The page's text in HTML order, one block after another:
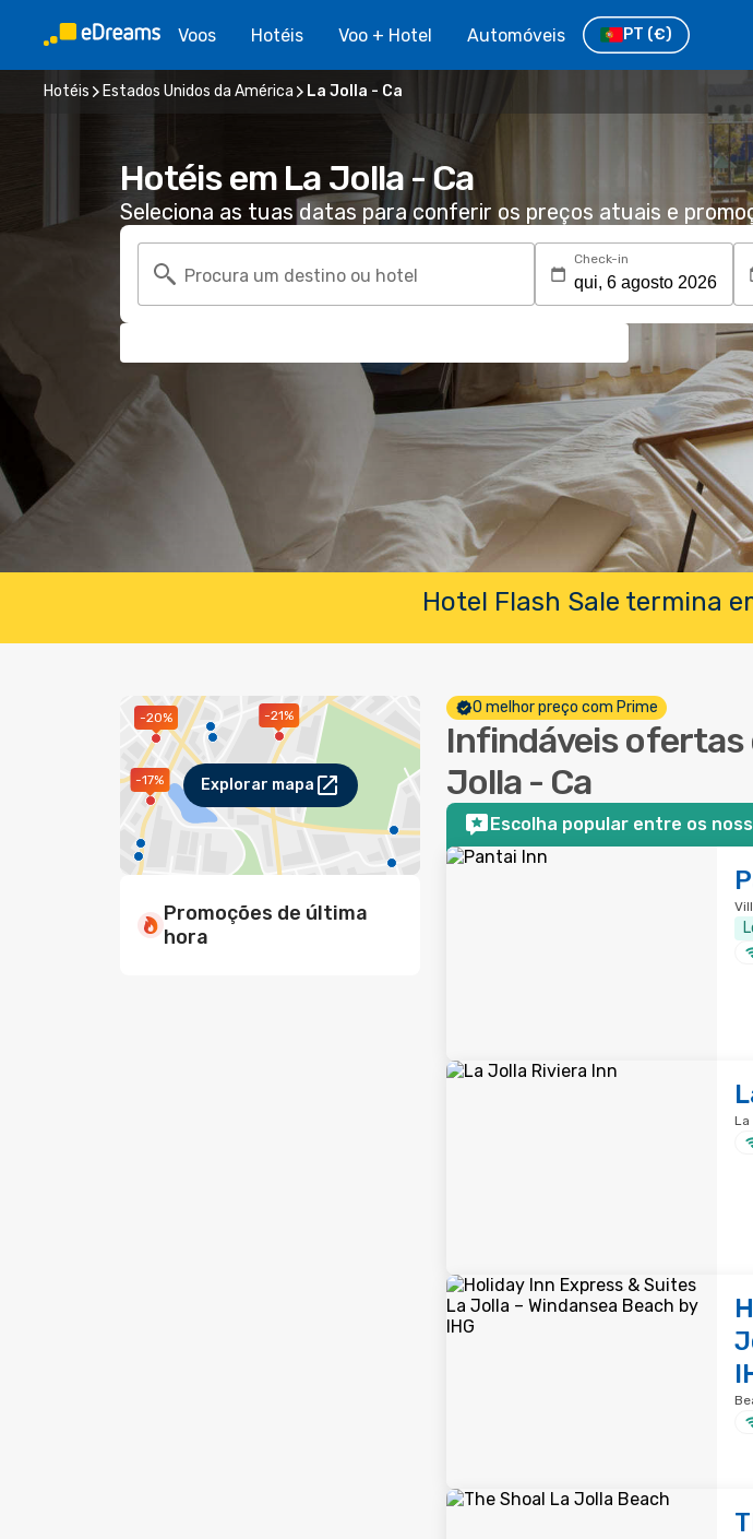
Voos Hotéis Voo + Hotel Automóveis PT (€)
Hotéis Estados Unidos da América La Jolla - Ca
Hotéis em La Jolla - Ca
Seleciona as tuas datas para conferir os preços atuais e
Procura um destino ou hotel
Check-in
Hotel Flash Sale termina
-20% -21%
-17% Explorar mapa
Promoções de última
hora
O melhor preço com Prime
Infindáveis ofertas
Jolla - Ca
Escolha popular entre os
La